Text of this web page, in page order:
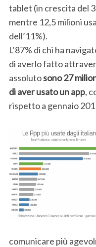
tablet (in crescita del
mentre 12,5 milioni
dell’11%).
L’87% di chi ha
di averlo fatto
assolutosono 27
di aver usato un app,
rispetto a gennaio
comunicare più